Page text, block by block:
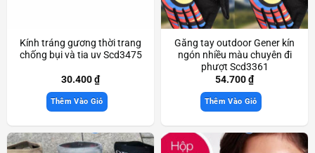
Kính tráng gương thời trang
chống bụi và tia uv Scd3475
30.400₫
Thêm Vào Giỏ
Găng tay outdoor Gener kín
ngón nhiều màu chuyên đi
phượt Scd3361
54.700₫
Thêm Vào Giỏ